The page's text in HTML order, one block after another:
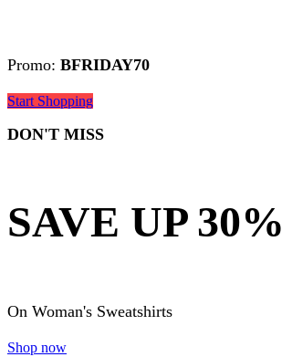
Promo: BFRIDAY70
Start Shopping
DON'T MISS
SAVE UP 30%
On Woman's Sweatshirts
Shop now